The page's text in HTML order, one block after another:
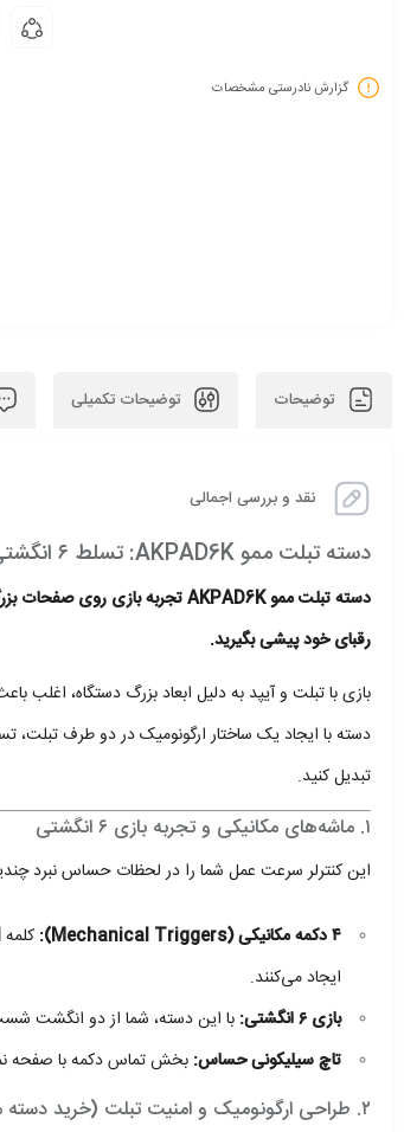
گزارش نادرستی مشخصات
توضیحات توضیحات تکمیلی
نقد و بررسی اجمالی
دسته تبلت ممو AKPAD6K: تسلط ۶ انگشتی روی آیپد و تبلت
رقبای خود پیشی بگیرید.
بازی با تبلت و آیپد به دلیل ابعاد بزرگ دستگاه،
دسته با ایجاد یک ساختار ارگونومیک در دو طرف تبلت،
تبدیل کنید.
۱. ماشه‌های مکانیکی و تجربه بازی ۶ انگشتی
این کنترلر سرعت عمل شما را در لحظات حساس نبرد
۴ دکمه مکانیکی (Mechanical Triggers): کلمه
ایجاد می‌کنند.
بازی ۶ انگشتی:
با این دسته، شما از دو انگشت شست برای حرکت و چرخش، و ۴ انگشت دیگر
تاچ سیلیکونی حساس: بخش تماس دکمه با صفحه
۲. طراحی ارگونومیک و امنیت تبلت (خرید دسته ممو AKPAD6K)